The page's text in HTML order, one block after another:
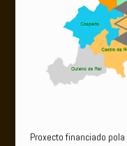
Proxecto financiado